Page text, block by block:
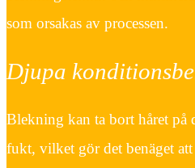
som orsakas av processen.
Djupa
Blekning kan ta bort håret på
fukt, vilket gör det benäget